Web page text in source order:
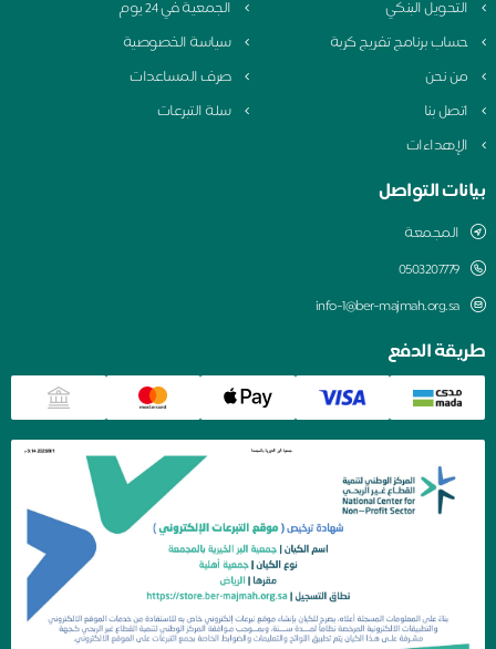
التحويل البنكي
الجمعية في 24 يوم
حساب برنامج تفريج كربة
سياسة الخصوصية
من نحن
صرف المساعدات
اتصل بنا
سلة التبرعات
الإهداءات
بيانات التواصل
المجمعة
0503207779
info-1@ber-majmah.org.sa
طريقة الدفع